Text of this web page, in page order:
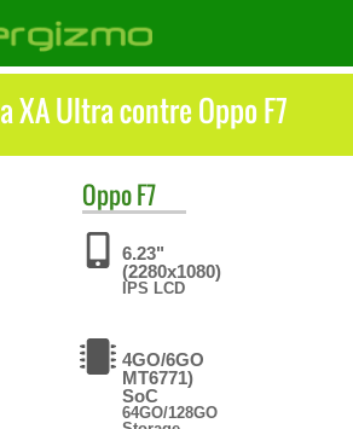
XA Ultra contre Oppo F7
OppoF7
6.23"
(2280x1080)
IPS LCD
4GO/6GO
MT6771)
SoC
64GO/128GO